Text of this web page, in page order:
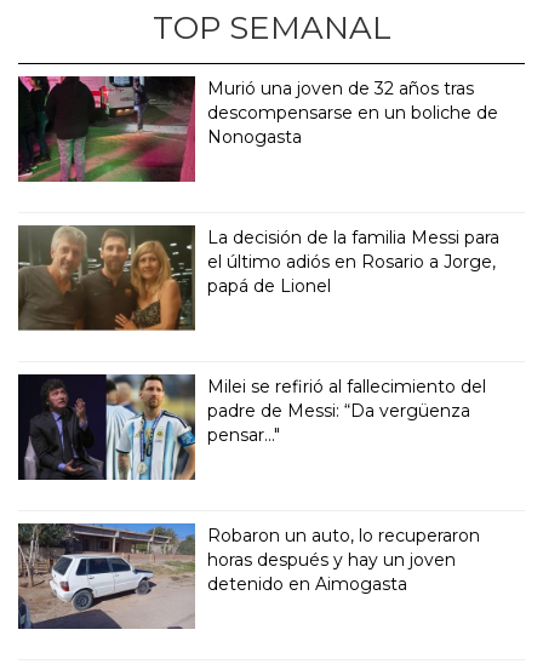
TOP SEMANAL
Murió una joven de 32 años tras
descompensarse en un boliche de
Nonogasta
La decisión de la familia Messi para
el último adiós en Rosario a Jorge,
papá de Lionel
Milei se refirió al fallecimiento del
padre de Messi: “Da vergüenza
pensar..."
Robaron un auto, lo recuperaron
horas después y hay un joven
detenido en Aimogasta